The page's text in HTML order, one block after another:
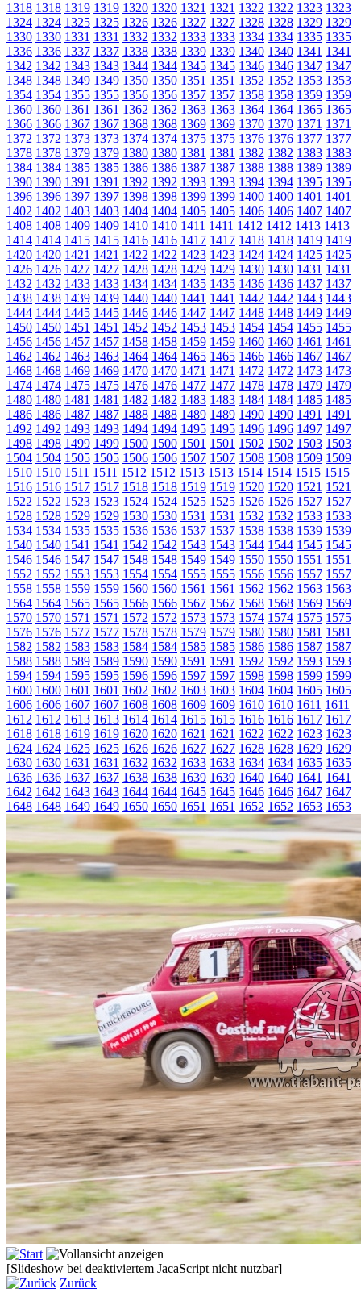
1318 1318 1319 1319 1320 1320 1321 1321 1322 1322 1323 1323
1324 1324 1325 1325 1326 1326 1327 1327 1328 1328 1329 1329
1330 1330 1331 1331 1332 1332 1333 1333 1334 1334 1335 1335
1336 1336 1337 1337 1338 1338 1339 1339 1340 1340 1341 1341
1342 1342 1343 1343 1344 1344 1345 1345 1346 1346 1347 1347
1348 1348 1349 1349 1350 1350 1351 1351 1352 1352 1353 1353
1354 1354 1355 1355 1356 1356 1357 1357 1358 1358 1359 1359
1360 1360 1361 1361 1362 1362 1363 1363 1364 1364 1365 1365
1366 1366 1367 1367 1368 1368 1369 1369 1370 1370 1371 1371
1372 1372 1373 1373 1374 1374 1375 1375 1376 1376 1377 1377
1378 1378 1379 1379 1380 1380 1381 1381 1382 1382 1383 1383
1384 1384 1385 1385 1386 1386 1387 1387 1388 1388 1389 1389
1390 1390 1391 1391 1392 1392 1393 1393 1394 1394 1395 1395
1396 1396 1397 1397 1398 1398 1399 1399 1400 1400 1401 1401
1402 1402 1403 1403 1404 1404 1405 1405 1406 1406 1407 1407
1408 1408 1409 1409 1410 1410 1411 1411 1412 1412 1413 1413
1414 1414 1415 1415 1416 1416 1417 1417 1418 1418 1419 1419
1420 1420 1421 1421 1422 1422 1423 1423 1424 1424 1425 1425
1426 1426 1427 1427 1428 1428 1429 1429 1430 1430 1431 1431
1432 1432 1433 1433 1434 1434 1435 1435 1436 1436 1437 1437
1438 1438 1439 1439 1440 1440 1441 1441 1442 1442 1443 1443
1444 1444 1445 1445 1446 1446 1447 1447 1448 1448 1449 1449
1450 1450 1451 1451 1452 1452 1453 1453 1454 1454 1455 1455
1456 1456 1457 1457 1458 1458 1459 1459 1460 1460 1461 1461
1462 1462 1463 1463 1464 1464 1465 1465 1466 1466 1467 1467
1468 1468 1469 1469 1470 1470 1471 1471 1472 1472 1473 1473
1474 1474 1475 1475 1476 1476 1477 1477 1478 1478 1479 1479
1480 1480 1481 1481 1482 1482 1483 1483 1484 1484 1485 1485
1486 1486 1487 1487 1488 1488 1489 1489 1490 1490 1491 1491
1492 1492 1493 1493 1494 1494 1495 1495 1496 1496 1497 1497
1498 1498 1499 1499 1500 1500 1501 1501 1502 1502 1503 1503
1504 1504 1505 1505 1506 1506 1507 1507 1508 1508 1509 1509
1510 1510 1511 1511 1512 1512 1513 1513 1514 1514 1515 1515
1516 1516 1517 1517 1518 1518 1519 1519 1520 1520 1521 1521
1522 1522 1523 1523 1524 1524 1525 1525 1526 1526 1527 1527
1528 1528 1529 1529 1530 1530 1531 1531 1532 1532 1533 1533
1534 1534 1535 1535 1536 1536 1537 1537 1538 1538 1539 1539
1540 1540 1541 1541 1542 1542 1543 1543 1544 1544 1545 1545
1546 1546 1547 1547 1548 1548 1549 1549 1550 1550 1551 1551
1552 1552 1553 1553 1554 1554 1555 1555 1556 1556 1557 1557
1558 1558 1559 1559 1560 1560 1561 1561 1562 1562 1563 1563
1564 1564 1565 1565 1566 1566 1567 1567 1568 1568 1569 1569
1570 1570 1571 1571 1572 1572 1573 1573 1574 1574 1575 1575
1576 1576 1577 1577 1578 1578 1579 1579 1580 1580 1581 1581
1582 1582 1583 1583 1584 1584 1585 1585 1586 1586 1587 1587
1588 1588 1589 1589 1590 1590 1591 1591 1592 1592 1593 1593
1594 1594 1595 1595 1596 1596 1597 1597 1598 1598 1599 1599
1600 1600 1601 1601 1602 1602 1603 1603 1604 1604 1605 1605
1606 1606 1607 1607 1608 1608 1609 1609 1610 1610 1611 1611
1612 1612 1613 1613 1614 1614 1615 1615 1616 1616 1617 1617
1618 1618 1619 1619 1620 1620 1621 1621 1622 1622 1623 1623
1624 1624 1625 1625 1626 1626 1627 1627 1628 1628 1629 1629
1630 1630 1631 1631 1632 1632 1633 1633 1634 1634 1635 1635
1636 1636 1637 1637 1638 1638 1639 1639 1640 1640 1641 1641
1642 1642 1643 1643 1644 1644 1645 1645 1646 1646 1647 1647
1648 1648 1649 1649 1650 1650 1651 1651 1652 1652 1653 1653
[Slideshow bei deaktiviertem JacaScript nicht nutzbar]
Zurück